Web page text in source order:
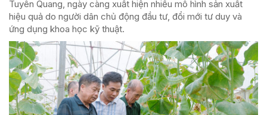
Tuyên Quang, ngày càng xuất hiện nhiều mô hình sản xuất
hiệu quả do người dân chủ động đầu tư, đổi mới tư duy và
ứng dụng khoa học kỹ thuật.